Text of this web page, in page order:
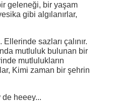
geleneği, bir yaşam
gibi algılanırlar,
sazları çalınır.
mutluluk bulunan bir
mutlulukların
Kimi zaman bir şehrin
heeey...